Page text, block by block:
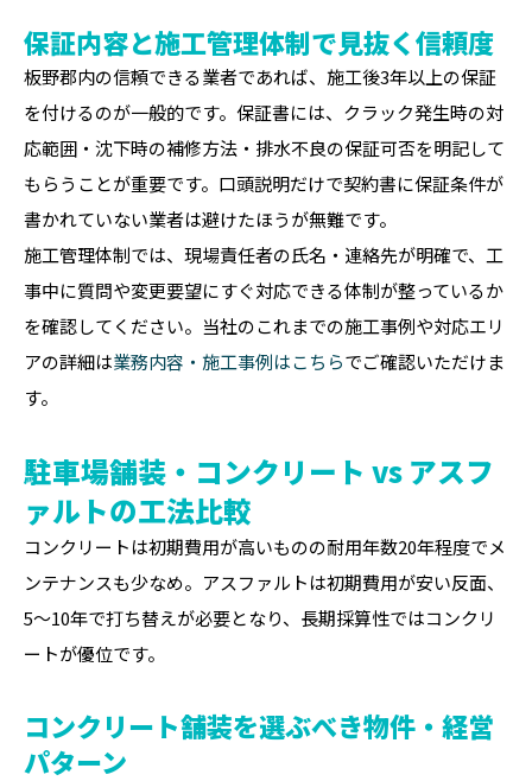
保証内容と施工管理体制で見抜く信頼度
板野郡内の信頼できる業者であれば、施工後3年以上の保証
を付けるのが一般的です。保証書には、クラック発生時の対
応範囲・沈下時の補修方法・排水不良の保証可否を明記して
もらうことが重要です。口頭説明だけで契約書に保証条件が
書かれていない業者は避けたほうが無難です。
施工管理体制では、現場責任者の氏名・連絡先が明確で、工
事中に質問や変更要望にすぐ対応できる体制が整っているか
を確認してください。当社のこれまでの施工事例や対応エリ
アの詳細は業務内容・施工事例はこちらでご確認いただけま
す。
駐車場舗装・コンクリート vs アスフ
ァルトの工法比較
コンクリートは初期費用が高いものの耐用年数20年程度でメ
ンテナンスも少なめ。アスファルトは初期費用が安い反面、
5〜10年で打ち替えが必要となり、長期採算性ではコンクリ
ートが優位です。
コンクリート舗装を選ぶべき物件・経営
パターン